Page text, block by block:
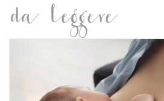
da leggere